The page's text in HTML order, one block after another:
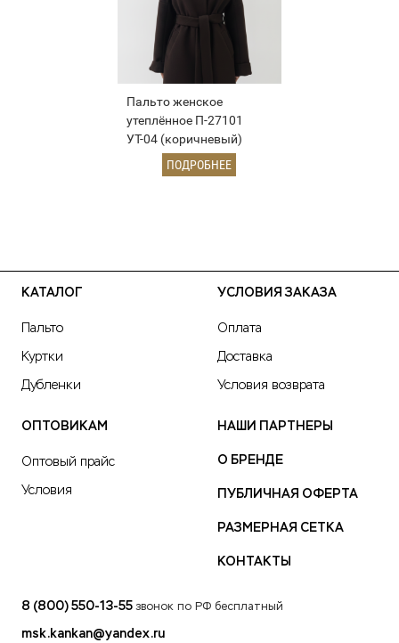
Пальто женское
утеплённое П-27101
УТ-04 (коричневый)
ПОДРОБНЕЕ
КАТАЛОГ
Пальто
Куртки
Дубленки
УСЛОВИЯ ЗАКАЗА
Оплата
Доставка
Условия возврата
ОПТОВИКАМ
Оптовый прайс
Условия
НАШИ ПАРТНЕРЫ
О БРЕНДЕ
ПУБЛИЧНАЯ ОФЕРТА
РАЗМЕРНАЯ СЕТКА
КОНТАКТЫ
8 (800) 550-13-55 звонок по РФ бесплатный
msk.kankan@yandex.ru